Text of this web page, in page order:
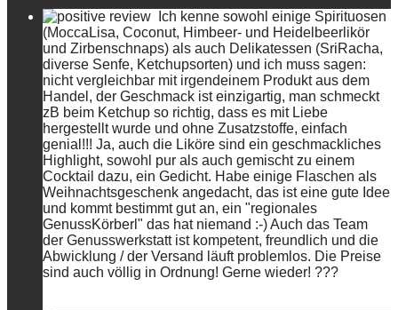
Ich kenne sowohl einige Spirituosen
(MoccaLisa, Coconut, Himbeer- und Heidelbeerlikör
und Zirbenschnaps) als auch Delikatessen (SriRacha,
diverse Senfe, Ketchupsorten) und ich muss sagen:
nicht vergleichbar mit irgendeinem Produkt aus dem
Handel, der Geschmack ist einzigartig, man schmeckt
zB beim Ketchup so richtig, dass es mit Liebe
hergestellt wurde und ohne Zusatzstoffe, einfach
genial!!! Ja, auch die Liköre sind ein geschmackliches
Highlight, sowohl pur als auch gemischt zu einem
Cocktail dazu, ein Gedicht. Habe einige Flaschen als
Weihnachtsgeschenk angedacht, das ist eine gute Idee
und kommt bestimmt gut an, ein "regionales
GenussKörberl" das hat niemand :-) Auch das Team
der Genusswerkstatt ist kompetent, freundlich und die
Abwicklung / der Versand läuft problemlos. Die Preise
sind auch völlig in Ordnung! Gerne wieder! ???